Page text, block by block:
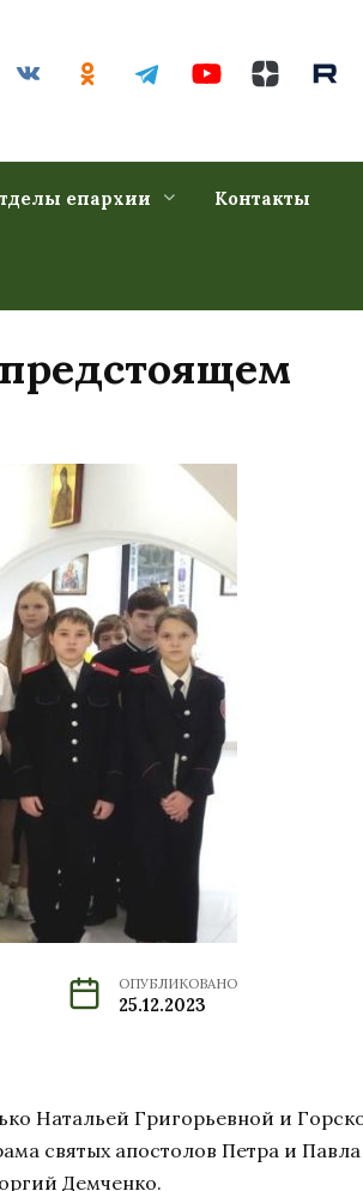
епархии Контакты
ОПУБЛИКОВАНО
25.12.2023
Натальей Григорьевной и
святых апостолов Петра и Павла
Демченко.